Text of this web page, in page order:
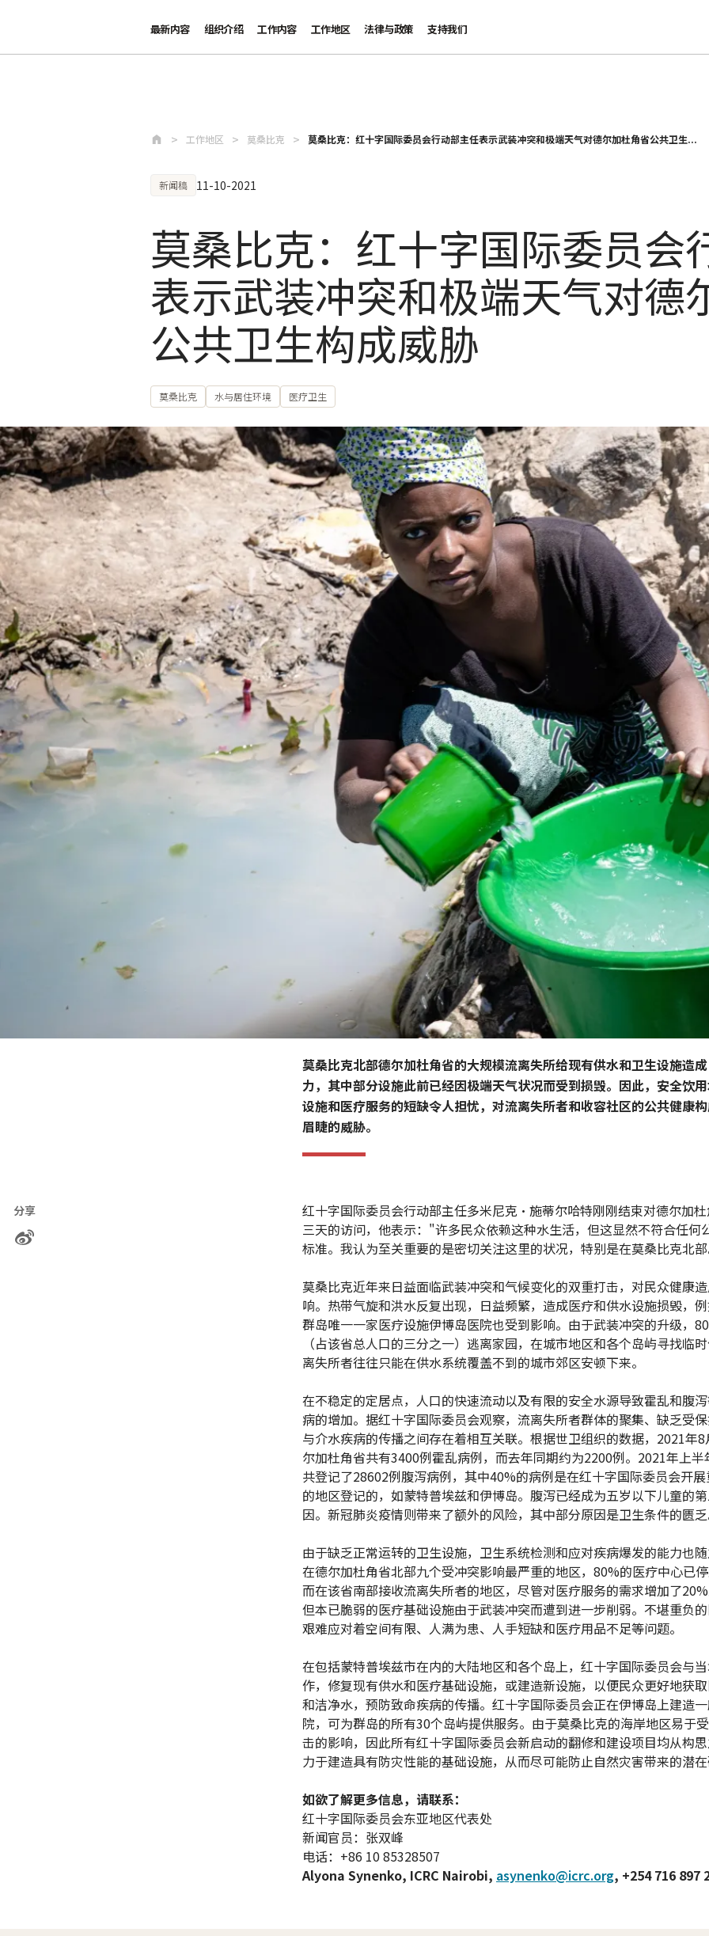
最新内容 组织介绍 工作内容 工作地区 法律与政策 支持我们
工作地区 莫桑比克 莫桑比克：红十字国际委员会行动部主任表示武装冲突和极端天气对德尔加杜角省公共卫生...
新闻稿 11-10-2021
莫桑比克：红十字国际委员会
表示武装冲突和极端天气对德
公共卫生构成威胁
莫桑比克 水与居住环境 医疗卫生
莫桑比克北部德尔加杜角省的大规模流离失所给现有供水和卫生设施造
力，其中部分设施此前已经因极端天气状况而受到损毁。因此，安全饮
设施和医疗服务的短缺令人担忧，对流离失所者和收容社区的公共健康
眉睫的威胁。
分享
红十字国际委员会行动部主任多米尼克•施蒂尔哈特刚刚结束对德尔加
三天的访问，他表示："许多民众依赖这种水生活，但这显然不符合任何
标准。我认为至关重要的是密切关注这里的状况，特别是在莫桑比克北
莫桑比克近年来日益面临武装冲突和气候变化的双重打击，对民众健康
响。热带气旋和洪水反复出现，日益频繁，造成医疗和供水设施损毁，
群岛唯一一家医疗设施伊博岛医院也受到影响。由于武装冲突的升级，
（占该省总人口的三分之一）逃离家园，在城市地区和各个岛屿寻找临
离失所者往往只能在供水系统覆盖不到的城市郊区安顿下来。
在不稳定的定居点，人口的快速流动以及有限的安全水源导致霍乱和腹
病的增加。据红十字国际委员会观察，流离失所者群体的聚集、缺乏受
与介水疾病的传播之间存在着相互关联。根据世卫组织的数据，2021年
尔加杜角省共有3400例霍乱病例，而去年同期约为2200例。2021年上半
共登记了28602例腹泻病例，其中40%的病例是在红十字国际委员会开
的地区登记的，如蒙特普埃兹和伊博岛。腹泻已经成为五岁以下儿童的
因。新冠肺炎疫情则带来了额外的风险，其中部分原因是卫生条件的匮
由于缺乏正常运转的卫生设施，卫生系统检测和应对疾病爆发的能力也
在德尔加杜角省北部九个受冲突影响最严重的地区，80%的医疗中心已
而在该省南部接收流离失所者的地区，尽管对医疗服务的需求增加了
但本已脆弱的医疗基础设施由于武装冲突而遭到进一步削弱。不堪重负
艰难应对着空间有限、人满为患、人手短缺和医疗用品不足等问题。
在包括蒙特普埃兹市在内的大陆地区和各个岛上，红十字国际委员会与
作，修复现有供水和医疗基础设施，或建造新设施，以便民众更好地获
和洁净水，预防致命疾病的传播。红十字国际委员会正在伊博岛上建造
院，可为群岛的所有30个岛屿提供服务。由于莫桑比克的海岸地区易于
击的影响，因此所有红十字国际委员会新启动的翻修和建设项目均从构
力于建造具有防灾性能的基础设施，从而尽可能防止自然灾害带来的潜
如欲了解更多信息，请联系：
红十字国际委员会东亚地区代表处
新闻官员：张双峰
电话：+86 10 85328507
Alyona Synenko, ICRC Nairobi, asynenko@icrc.org, +254 716 897